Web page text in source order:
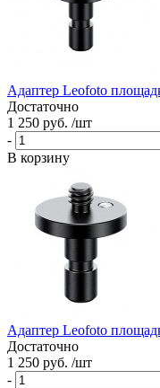
Адаптер Leofoto
Достаточно
1 250 руб. /шт
-
В корзину
Адаптер Leofoto
Достаточно
1 250 руб. /шт
-